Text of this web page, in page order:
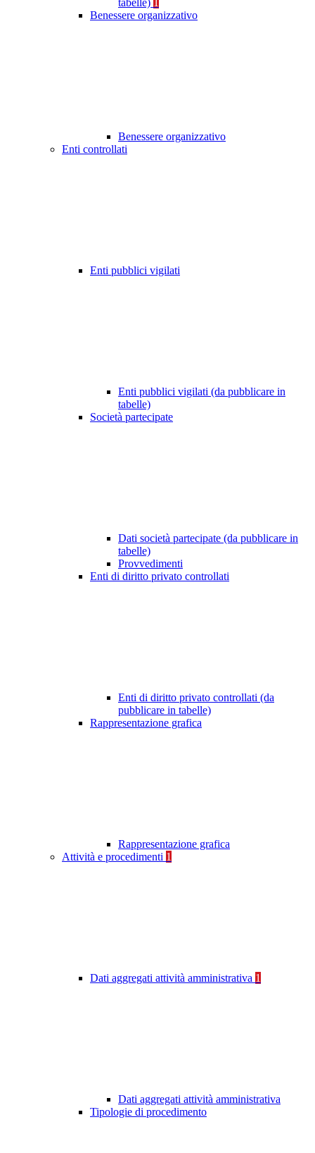
tabelle)
Benessere organizzativo
Benessere organizzativo
Enti controllati
Enti pubblici vigilati
Enti pubblici vigilati (da pubblicare in
tabelle)
Società partecipate
Dati società partecipate (da pubblicare in
tabelle)
Provvedimenti
Enti di diritto privato controllati
Enti di diritto privato controllati (da
pubblicare in tabelle)
Rappresentazione grafica
Rappresentazione grafica
Attività e procedimenti 1
Dati aggregati attività amministrativa 1
Dati aggregati attività amministrativa
Tipologie di procedimento